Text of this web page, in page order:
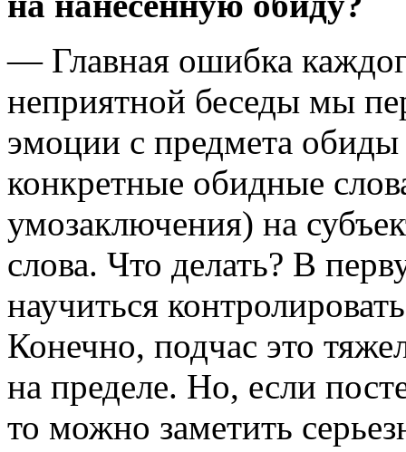
— Главная ошибка
неприятной беседы мы
эмоции с предмета
конкретные обидные
умозаключения) на
слова. Что делать? В
научиться
Конечно, подчас это
на пределе. Но, если
то можно заметить